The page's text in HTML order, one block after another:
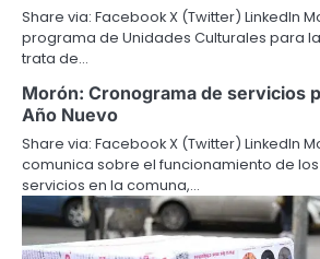
Share via: Facebook X (Twitter) LinkedIn
programa de Unidades Culturales para
trata de…
Morón: Cronograma de servicios
Año Nuevo
Share via: Facebook X (Twitter) LinkedIn
comunica sobre el funcionamiento de
servicios en la comuna,…